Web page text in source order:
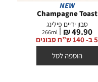
NEW
Champagne Toast
סבון ידיים פילינג
מחיר
מוצר
49.90 ₪
266ml
5 ב- 140 ש”ח סבונים
הוספה לסל